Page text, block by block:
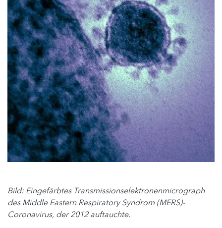
Bild: Eingefärbtes Transmissionselektronenmicrograph
des Middle Eastern Respiratory Syndrom (MERS)-
Coronavirus, der 2012 auftauchte.